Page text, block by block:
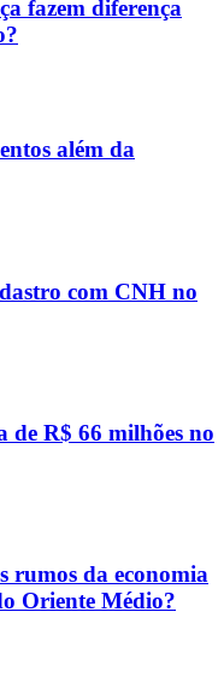
fazem diferença
além da
com CNH no
de R$ 66 milhões no
rumos da economia
Oriente Médio?